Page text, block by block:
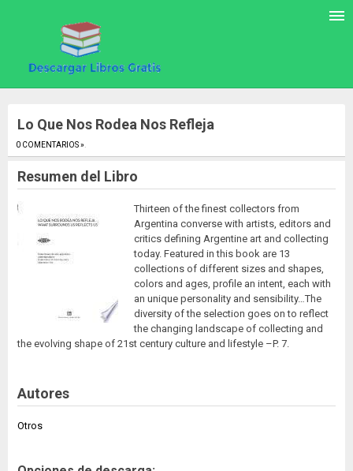
Lo Que Nos Rodea Nos Refleja
0 COMENTARIOS ».
Resumen del Libro
Thirteen of the finest collectors from
Argentina converse with artists, editors and
critics defining Argentine art and collecting
today. Featured in this book are 13
collections of different sizes and shapes,
colors and ages, profile an intent, each with
an unique personality and sensibility…The
diversity of the selection goes on to reflect
the changing landscape of collecting and
the evolving shape of 21st century culture and lifestyle –P. 7.
Autores
Otros